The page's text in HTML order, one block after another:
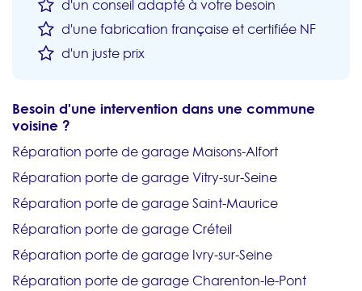
d'un conseil adapté à votre besoin
d'une fabrication française et certifiée NF
d'un juste prix
Besoin d'une intervention dans une commune
voisine ?
Réparation porte de garage Maisons-Alfort
Réparation porte de garage Vitry-sur-Seine
Réparation porte de garage Saint-Maurice
Réparation porte de garage Créteil
Réparation porte de garage Ivry-sur-Seine
Réparation porte de garage Charenton-le-Pont